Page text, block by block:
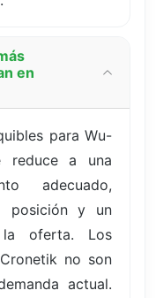
en
para Wu-
reduce a una
adecuado,
posición y un
la oferta. Los
no son
actual.